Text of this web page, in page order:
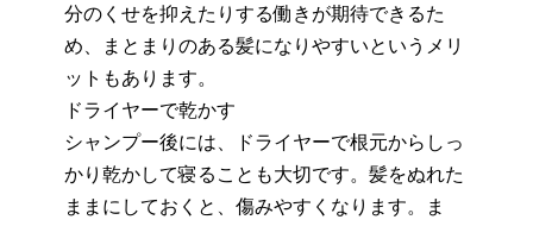
分のくせを抑えたりする働きが期待できるた
め、まとまりのある髪になりやすいというメリ
ットもあります。
ドライヤーで乾かす
シャンプー後には、ドライヤーで根元からしっ
かり乾かして寝ることも大切です。髪をぬれた
ままにしておくと、傷みやすくなります。ま